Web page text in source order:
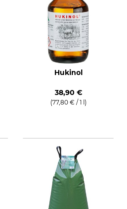
Hukinol
38,90 €
(77,80 € / 1 l)